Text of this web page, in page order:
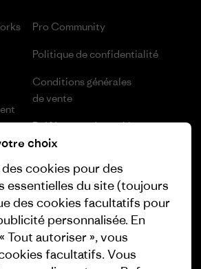
Pro Community
Politique de confidentialité
Conditions générales
de vente
Préférences de cookie
Presse et media
Industry program
Programme d’affiliation
Patagonia Belgique Plan du site
choix
cookies pour des
essentielles du site (toujours
des cookies facultatifs pour
personnalisée. En
Tout autoriser », vous
facultatifs. Vous